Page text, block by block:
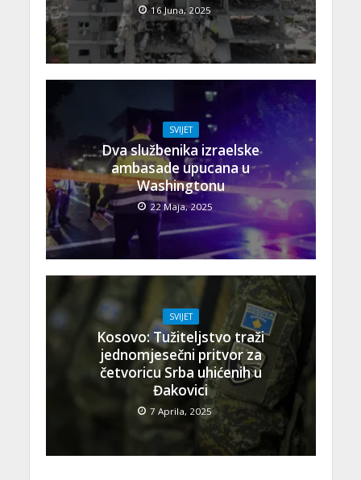
16 Juna, 2025
SVIJET
Dva službenika izraelske
ambasade upucana u
Washingtonu
22 Maja, 2025
SVIJET
Kosovo: Tužiteljstvo traži
jednomjesečni pritvor za
četvoricu Srba uhićenih u
Đakovici
7 Aprila, 2025